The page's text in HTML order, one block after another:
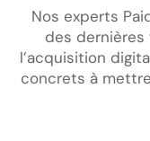
Nos experts
des
l’acquisition
concrets à